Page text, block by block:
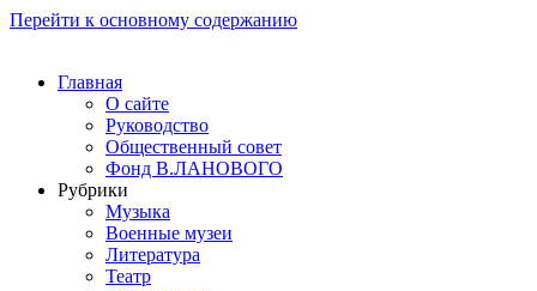
Перейти к основному содержанию
Главная
О сайте
Руководство
Общественный совет
Фонд В.ЛАНОВОГО
Рубрики
Музыка
Военные музеи
Литература
Театр